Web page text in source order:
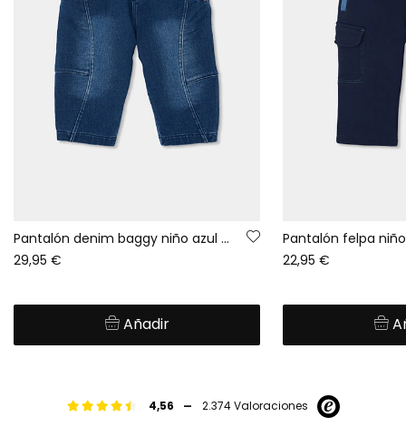
Pantalón denim baggy niño azul con cordón
29,95 €
Añadir
22,95 €
4,56 - 2.374 Valoraciones